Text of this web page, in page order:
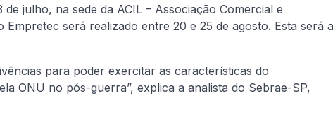
julho, na sede da ACIL – Associação Comercial e
Empretec será realizado entre 20 e 25 de agosto. Esta será a
para poder exercitar as características do
ONU no pós-guerra”, explica a analista do Sebrae-SP,